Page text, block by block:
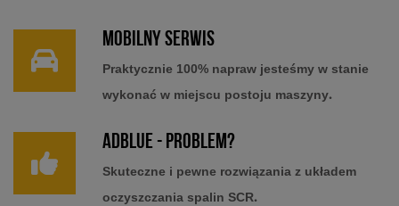
Mobilny serwis
Praktycznie 100% napraw jesteśmy w stanie
wykonać w miejscu postoju maszyny.
Adblue - problem?
Skuteczne i pewne rozwiązania z układem
oczyszczania spalin SCR.